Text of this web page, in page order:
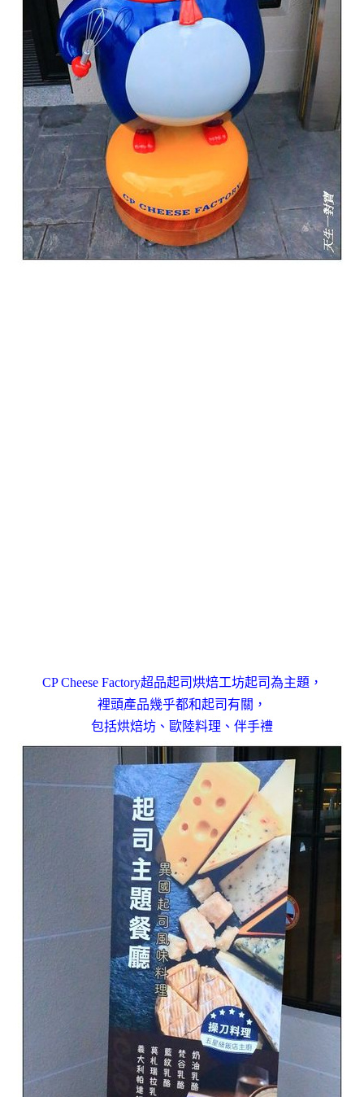
CP Cheese Factory超品起司烘焙工坊起司為主題，
裡頭產品幾乎都和起司有關，
包括烘焙坊、歐陸料理、伴手禮